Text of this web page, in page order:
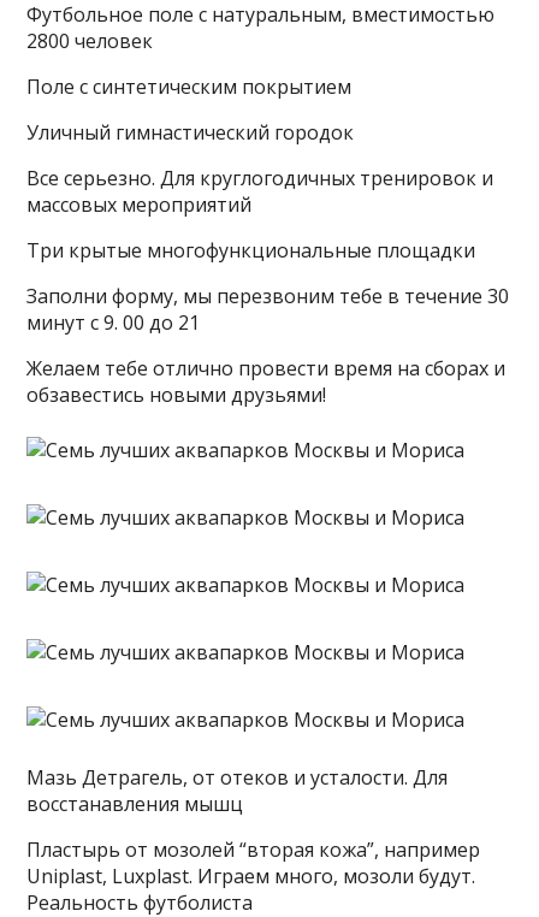
Футбольное поле с натуральным, вместимостью
2800 человек
Поле с синтетическим покрытием
Уличный гимнастический городок
Все серьезно. Для круглогодичных тренировок и
массовых мероприятий
Три крытые многофункциональные площадки
Заполни форму, мы перезвоним тебе в течение 30
минут с 9. 00 до 21
Желаем тебе отлично провести время на сборах и
обзавестись новыми друзьями!
Мазь Детрагель, от отеков и усталости. Для
восстанавления мышц
Пластырь от мозолей “вторая кожа”, например
Uniplast, Luxplast. Играем много, мозоли будут.
Реальность футболиста